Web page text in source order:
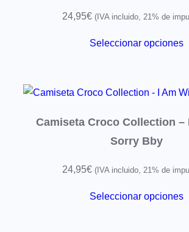
24,95€ (IVA incluido, 21% de
Seleccionar opciones
Camiseta Croco Collection –
Sorry Bby
24,95€ (IVA incluido, 21% de
Seleccionar opciones